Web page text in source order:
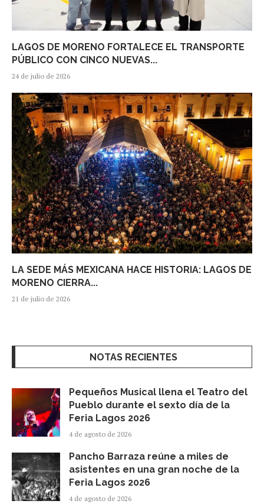
LAGOS DE MORENO FORTALECE EL TRANSPORTE
PÚBLICO CON CINCO NUEVAS...
24 de julio de 2026
LA SEDE MÁS MEXICANA HACE HISTORIA: LAGOS DE
MORENO CIERRA...
21 de julio de 2026
NOTAS RECIENTES
Pequeños Musical llena el Teatro del
Pueblo durante el sexto día de la
Feria Lagos 2026
4 de agosto de 2026
Pancho Barraza reúne a miles de
asistentes en una gran noche de la
Feria Lagos 2026
4 de agosto de 2026